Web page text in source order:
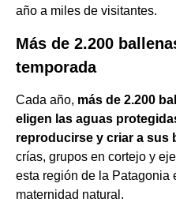
año a miles de visitantes.
Más de 2.200
temporada
Cada año, más de 2.200
eligen las aguas
reproducirse y criar a sus
crías, grupos en cortejo y
esta región de la Patagonia
maternidad natural.